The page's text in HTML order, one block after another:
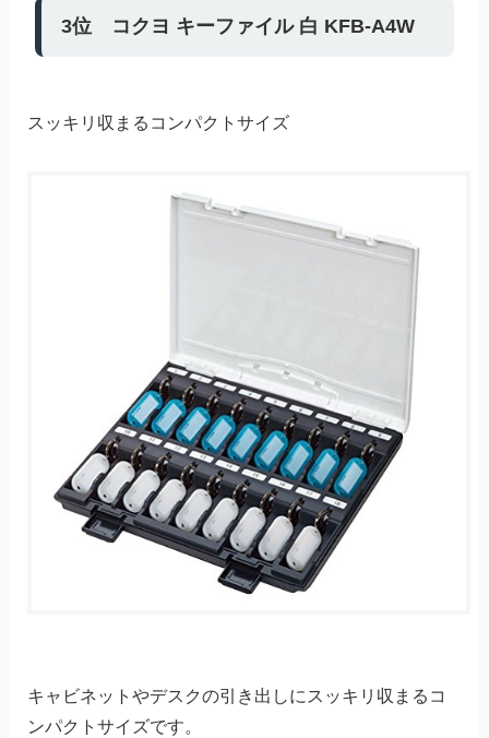
3位 コクヨ キーファイル 白 KFB-A4W
スッキリ収まるコンパクトサイズ
キャビネットやデスクの引き出しにスッキリ収まるコ
ンパクトサイズです。